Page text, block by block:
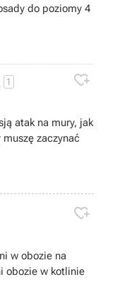
do poziomy 4
1 
atak na mury, jak
muszę zaczynać

w obozie na
obozie w kotlinie